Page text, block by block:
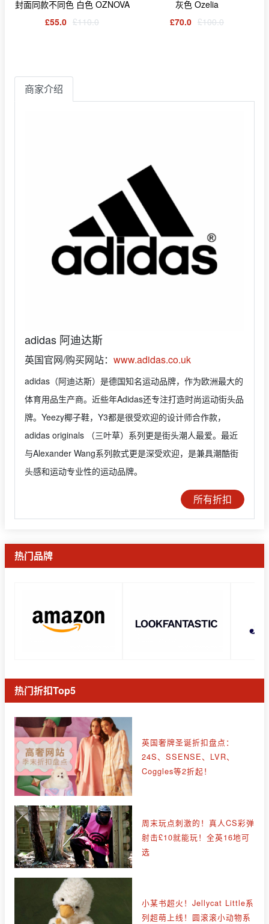
封面同款不同色 白色 OZNOVA
£55.0 £110.0
灰色 Ozelia
£70.0 £100.0
商家介绍
adidas 阿迪达斯
英国官网/购买网站： www.adidas.co.uk
adidas（阿迪达斯）是德国知名运动品牌，作为欧洲最大的
体育用品生产商。近些年Adidas还专注打造时尚运动街头品
牌。Yeezy椰子鞋，Y3都是很受欢迎的设计师合作款，
adidas originals （三叶草）系列更是街头潮人最爱。最近
与Alexander Wang系列款式更是深受欢迎，是兼具潮酷街
头感和运动专业性的运动品牌。
所有折扣
热门品牌
热门折扣Top5
英国奢牌圣诞折扣盘点：
24S、SSENSE、LVR、
Coggles等2折起！
周末玩点刺激的！真人CS彩弹
射击£10就能玩！全英16地可
选
小某书超火！Jellycat Little系
列超萌上线！圆滚滚小动物系